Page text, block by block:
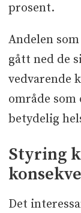
prosent.
Andelen
gått ned de
vedvarende
område
betydelig
Styring
Det